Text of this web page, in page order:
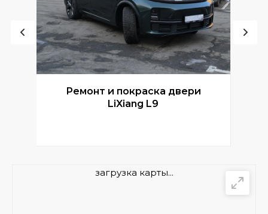
Ремонт и покраска двери
LiXiang L9
загрузка карты...